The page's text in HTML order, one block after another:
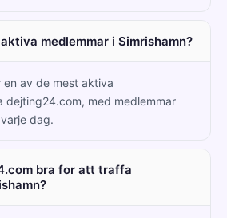
medlemmar i Simrishamn?
en av de mest aktiva
dejting24.com, med medlemmar
dag.
bra for att traffa